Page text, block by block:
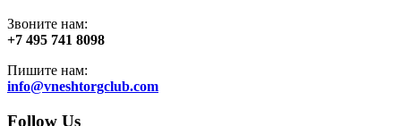
Звоните нам:
+7 495 741 8098
Пишите нам:
info@vneshtorgclub.com
Follow Us